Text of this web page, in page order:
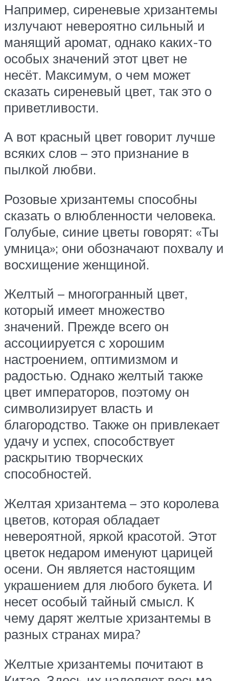
Например, сиреневые хризантемы
излучают невероятно сильный и
манящий аромат, однако каких-то
особых значений этот цвет не
несёт. Максимум, о чем может
сказать сиреневый цвет, так это о
приветливости.
А вот красный цвет говорит лучше
всяких слов – это признание в
пылкой любви.
Розовые хризантемы способны
сказать о влюбленности человека.
Голубые, синие цветы говорят: «Ты
умница»; они обозначают похвалу и
восхищение женщиной.
Желтый – многогранный цвет,
который имеет множество
значений. Прежде всего он
ассоциируется с хорошим
настроением, оптимизмом и
радостью. Однако желтый также
цвет императоров, поэтому он
символизирует власть и
благородство. Также он привлекает
удачу и успех, способствует
раскрытию творческих
способностей.
Желтая хризантема – это королева
цветов, которая обладает
невероятной, яркой красотой. Этот
цветок недаром именуют царицей
осени. Он является настоящим
украшением для любого букета. И
несет особый тайный смысл. К
чему дарят желтые хризантемы в
разных странах мира?
Желтые хризантемы почитают в